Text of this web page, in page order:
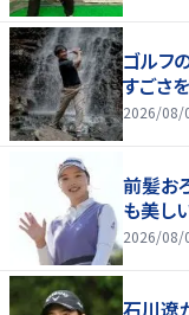
ゴルフ
すごさ
2026/08/
前髪お
も美し
2026/08/
石川遼